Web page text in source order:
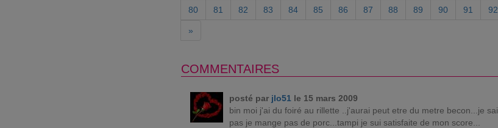
80 81 82 83 84 85 86 87 88 89 90 91 92
»
COMMENTAIRES
posté par jlo51 le 15 mars 2009
bin moi j'ai du foiré au rillette ..j'aurai peut etre du metre becon...je sai
pas je mange pas de porc...tampi je sui satisfaite de mon score...